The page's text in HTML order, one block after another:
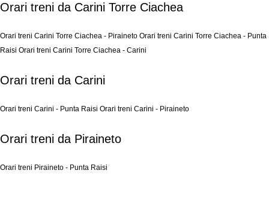
Orari treni da Carini Torre Ciachea
Orari treni Carini Torre Ciachea - Piraineto Orari treni Carini Torre Ciachea - Punta
Raisi Orari treni Carini Torre Ciachea - Carini
Orari treni da Carini
Orari treni Carini - Punta Raisi Orari treni Carini - Piraineto
Orari treni da Piraineto
Orari treni Piraineto - Punta Raisi